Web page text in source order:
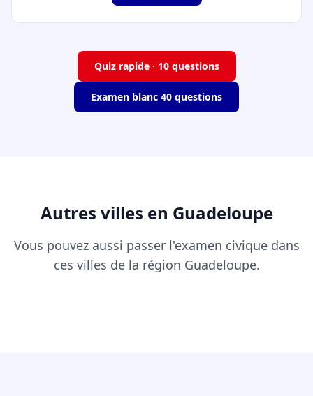
Quiz rapide · 10 questions
Examen blanc 40 questions
Autres villes en Guadeloupe
Vous pouvez aussi passer l'examen civique dans
ces villes de la région Guadeloupe.